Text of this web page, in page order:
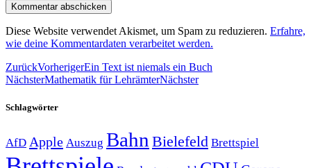
Diese Website verwendet Akismet, um Spam zu reduzieren. Erfahre,
wie deine Kommentardaten verarbeitet werden.
ZurückVorherigerEin Text ist niemals ein Buch
NächsterMathematik für LehrämterNächster
Schlagwörter
AfD Apple Auszug Bahn Bielefeld Brettspiel